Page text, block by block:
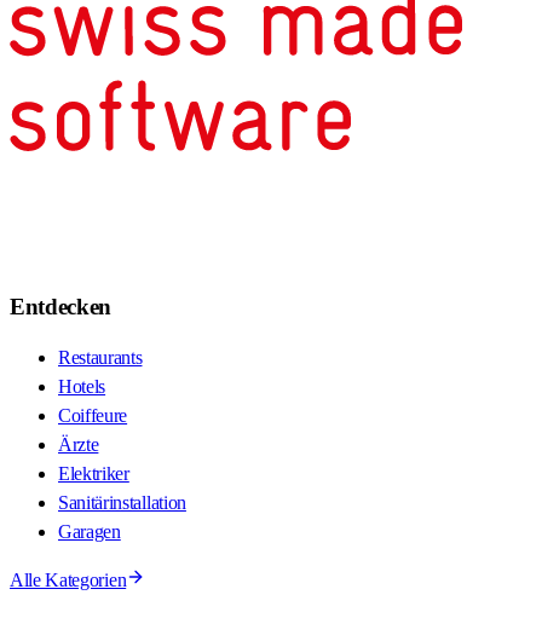
Entdecken
Restaurants
Hotels
Coiffeure
Ärzte
Elektriker
Sanitärinstallation
Garagen
Alle Kategorien